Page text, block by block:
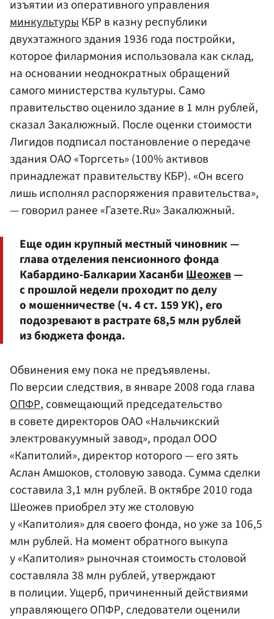
изъятии из оперативного управления
минкультурыКБР в казну республики
двухэтажного здания 1936 года постройки,
которое филармония использовала как склад,
на основании неоднократных обращений
самого министерства культуры. Само
правительство оценило здание в 1 млн рублей,
сказал Закалюжный. После оценки стоимости
Лигидов подписал постановление о передаче
здания ОАО «Торгсеть» (100% активов
принадлежат правительству КБР). «Он всего
лишь исполнял распоряжения правительства»,
— говорил ранее «Газете.Ru» Закалюжный.
Еще один крупный местный чиновник —
глава отделения пенсионного фонда
Кабардино-Балкарии ХасанбиШеожев—
с прошлой недели проходит по делу
о мошенничестве (ч. 4 ст. 159 УК), его
подозревают в растрате 68,5 млн рублей
из бюджета фонда.
Обвинения ему пока не предъявлены.
По версии следствия, в январе 2008 года глава
ОПФР, совмещающий председательство
в совете директоров ОАО «Нальчикский
электровакуумный завод», продал ООО
«Капитолий», директор которого — его зять
Аслан Амшоков, столовую завода. Сумма сделки
составила 3,1 млн рублей. В октябре 2010 года
Шеожев приобрел эту же столовую
у «Капитолия» для своего фонда, но уже за 106,5
млн рублей. На момент обратного выкупа
у «Капитолия» рыночная стоимость столовой
составляла 38 млн рублей, утверждают
в полиции. Ущерб, причиненный действиями
управляющего ОПФР, следователи оценили